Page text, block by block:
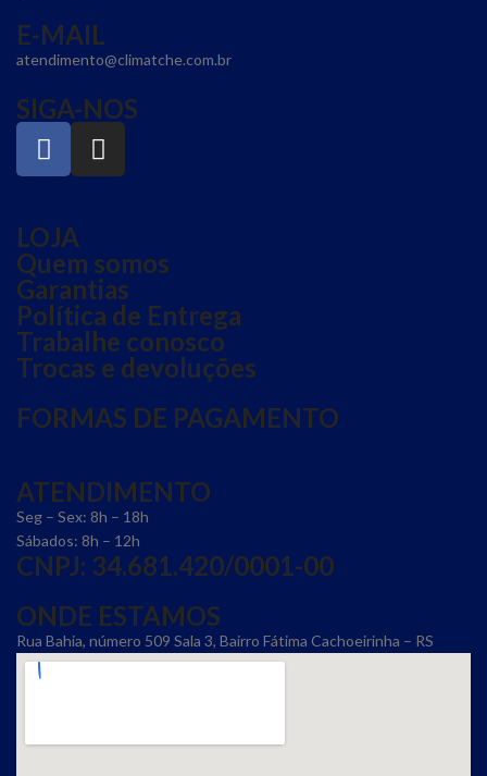
E-MAIL
atendimento@climatche.com.br
SIGA-NOS
LOJA
Quem somos
Garantias
Política de Entrega
Trabalhe conosco
Trocas e devoluções
FORMAS DE PAGAMENTO
ATENDIMENTO
Seg – Sex: 8h – 18h
Sábados: 8h – 12h
CNPJ: 34.681.420/0001-00
ONDE ESTAMOS
Rua Bahia, número 509 Sala 3, Bairro Fátima Cachoeirinha – RS